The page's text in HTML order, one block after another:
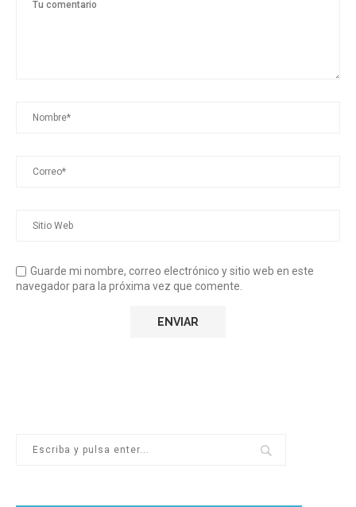
Guarde mi nombre, correo electrónico y sitio web en este
navegador para la próxima vez que comente.